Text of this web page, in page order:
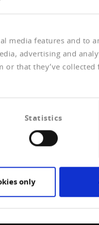
media features and to
advertising and
that they’ve
Statistics
only
Industrie in der
Deutschland
Entwicklung. So
Verarbeitenden
betroffen.